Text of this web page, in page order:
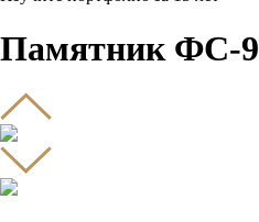
Памятник ФС-9